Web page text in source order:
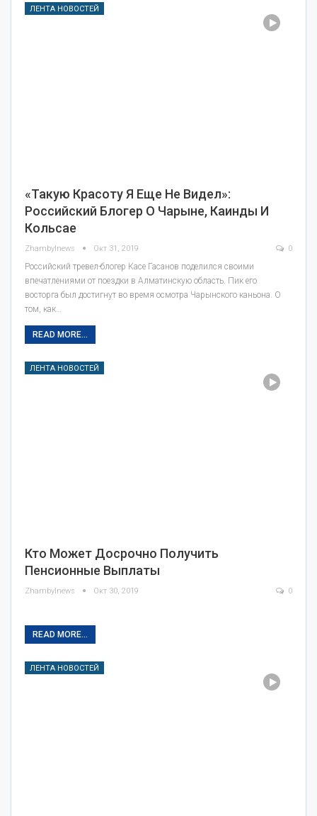
ЛЕНТА НОВОСТЕЙ
«Такую Красоту Я Еще Не Видел»:
Российский Блогер О Чарыне, Каинды И
Кольсае
Zhambylnews Окт 31, 2019 0
Российский тревел-блогер Касе Гасанов поделился своими
впечатлениями от поездки в Алматинскую область. Пик его
восторга был достигнут во время осмотра Чарынского каньона. О
том, как…
READ MORE...
ЛЕНТА НОВОСТЕЙ
Кто Может Досрочно Получить
Пенсионные Выплаты
Zhambylnews Окт 30, 2019 0
READ MORE...
ЛЕНТА НОВОСТЕЙ